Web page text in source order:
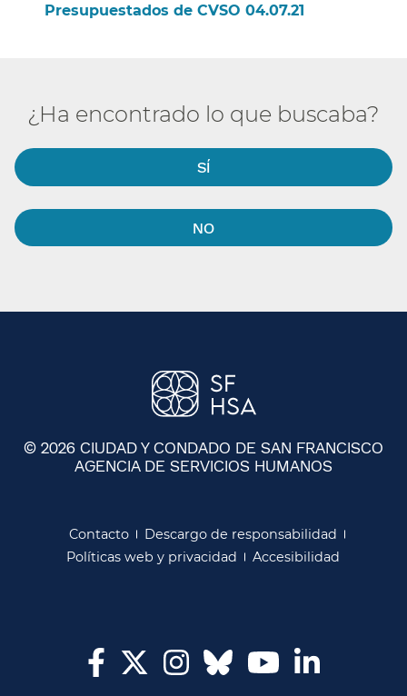
Presupuestados de CVSO 04.07.21​​
¿Ha encontrado lo que buscaba?​​
SÍ​​
NO​​
© 2026 CIUDAD Y CONDADO DE SAN FRANCISCO
AGENCIA DE SERVICIOS HUMANOS
Contacto​​
Descargo de responsabilidad​​
Políticas web y privacidad​​
Accesibilidad​​